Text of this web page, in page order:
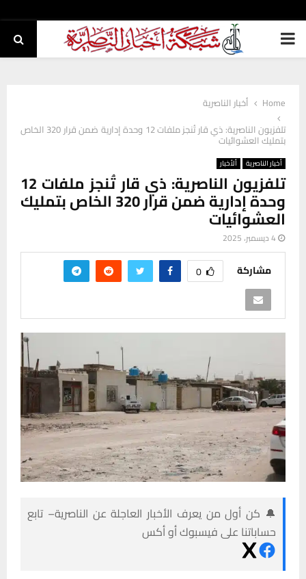
PRIMARY
Home
أخبار الناصرية
تلفزيون الناصرية: ذي قار تُنجز ملفات 12 وحدة إدارية ضمن قرار 320 الخاص
بتمليك العشوائيات
أخبار الناصرية ألأخبار
تلفزيون الناصرية: ذي قار تُنجز ملفات 12
وحدة إدارية ضمن قرار 320 الخاص بتمليك
العشوائيات
4 ديسمبر، 2025
مشاركة 0
🔔 كن أول من يعرف الأخبار العاجلة عن الناصرية– تابع
حساباتنا على فيسبوك أو أكس